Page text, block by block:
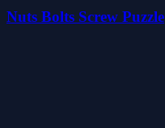
Nuts Bolts Screw Puzzle